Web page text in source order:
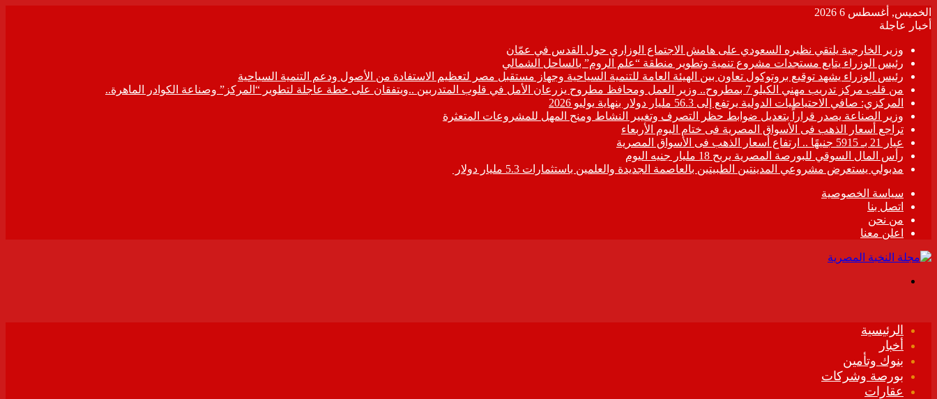
الخميس, أغسطس 6 2026
أخبار عاجلة
وزير الخارجية يلتقي نظيره السعودي على هامش الاجتماع الوزاري حول القدس في عمّان
رئيس الوزراء يتابع مستجدات مشروع تنمية وتطوير منطقة “علم الروم” بالساحل الشمالي
رئيس الوزراء يشهد توقيع بروتوكول تعاون بين الهيئة العامة للتنمية السياحية وجهاز مستقبل مصر لتعظيم الاستفادة من الأصول ودعم التنمية السياحية
من قلب مركز تدريب مهني الكيلو 7 بمطروح.. وزير العمل ومحافظ مطروح يزرعان الأمل في قلوب المتدربين ..ويتفقان على خطة عاجلة لتطوير “المركز” وصناعة الكوادر الماهرة..
المركزي: صافي الاحتياطيات الدولية يرتفع إلى 56.3 مليار دولار بنهاية يوليو 2026
وزير الصناعة يصدر قراراً بتعديل ضوابط حظر التصرف وتغيير النشاط ومنح المهل للمشروعات المتعثرة
تراجع أسعار الذهب فى الأسواق المصرية فى ختام اليوم الأربعاء
عيار 21 بـ 5915 جنيهًا .. ارتفاع أسعار الذهب فى الأسواق المصرية
رأس المال السوقي للبورصة المصرية يربح 18 مليار جنيه اليوم
مدبولي يستعرض مشروعي المدينتين الطبيتين بالعاصمة الجديدة والعلمين باستثمارات 5.3 مليار دولار
سياسة الخصوصية
اتصل بنا
من نحن
اعلن معنا
الرئيسية
أخبار
بنوك وتأمين
بورصة وشركات
عقارات